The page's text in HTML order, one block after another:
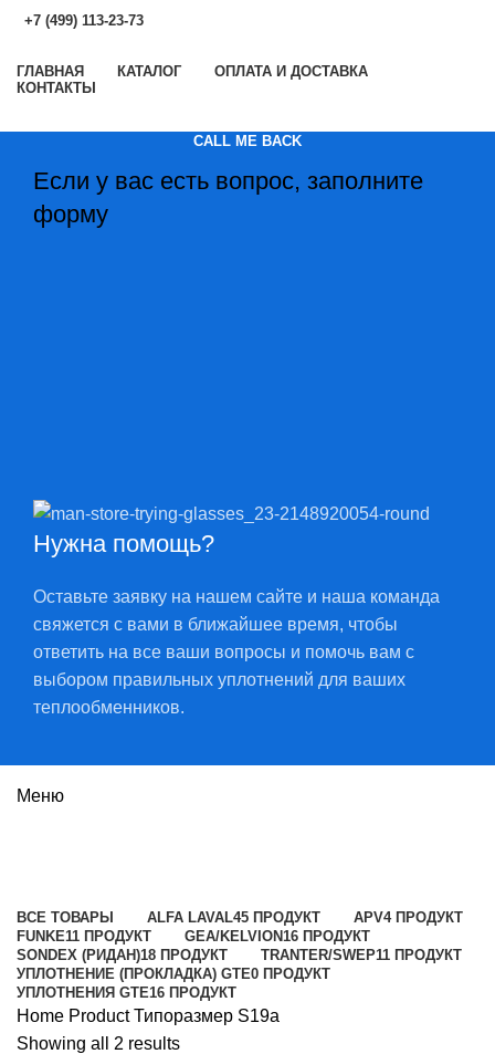
+7 (499) 113-23-73
ГЛАВНАЯ КАТАЛОГ
ОПЛАТА И ДОСТАВКА
КОНТАКТЫ
CALL ME BACK
Если у вас есть вопрос, заполните
форму
Нужна помощь?
Оставьте заявку на нашем сайте и наша команда
свяжется с вами в ближайшее время, чтобы
ответить на все ваши вопросы и помочь вам с
выбором правильных уплотнений для ваших
теплообменников.
Меню
ВСЕ ТОВАРЫ ALFA LAVAL45 ПРОДУКТ APV4 ПРОДУКТ
FUNKE11 ПРОДУКТ GEA/KELVION 16 ПРОДУКТ
SONDEX (РИДАН)18 ПРОДУКТ TRANTER/SWEP11 ПРОДУКТ
УПЛОТНЕНИЕ (ПРОКЛАДКА) GTE0 ПРОДУКТ
УПЛОТНЕНИЯ GTE16 ПРОДУКТ
Home Product Типоразмер S19a
Showing all 2 results